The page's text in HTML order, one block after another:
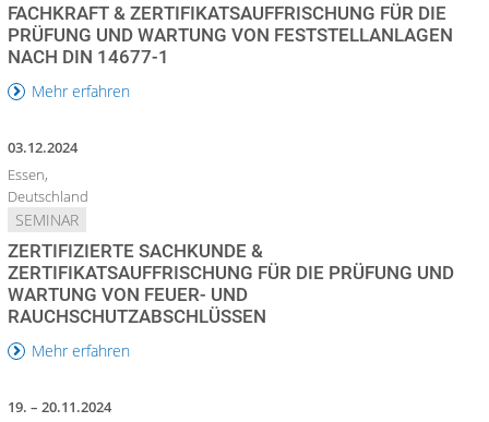
FACHKRAFT & ZERTIFIKATSAUFFRISCHUNG FÜR DIE
PRÜFUNG UND WARTUNG VON FESTSTELLANLAGEN
NACH DIN 14677-1
Mehr erfahren
03.12.2024
Essen,
Deutschland
SEMINAR
ZERTIFIZIERTE SACHKUNDE &
ZERTIFIKATSAUFFRISCHUNG FÜR DIE PRÜFUNG UND
WARTUNG VON FEUER- UND
RAUCHSCHUTZABSCHLÜSSEN
Mehr erfahren
19. – 20.11.2024